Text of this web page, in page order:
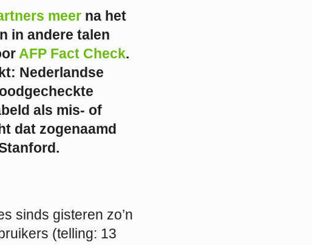
meer na het
in andere talen
AFP Fact Check.
Nederlandse
als mis- of
dat zogenaamd
sinds gisteren zo’n
(telling: 13